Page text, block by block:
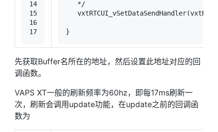
14
15
16
17
   */
}
先获取Buffer名所在的地址，然后设置此地址对应的回
调函数。
VAPS XT一般的刷新频率为60hz，即每17ms刷新一
次，刷新会调用update功能，在update之前的回调函
数为